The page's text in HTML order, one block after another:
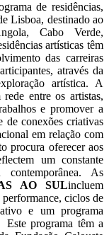
de residências,
Lisboa, destinado ao
Cabo Verde,
artísticas têm
das carreiras
através da
artística. A
entre os artistas,
e promover a
de conexões criativas
em relação com
procura oferecer aos
um constante
As
AO SULincluem
ciclos de
e um programa
Este programa têm a